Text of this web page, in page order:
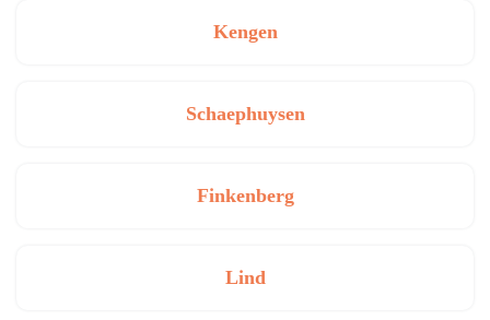
Kengen
Schaephuysen
Finkenberg
Lind